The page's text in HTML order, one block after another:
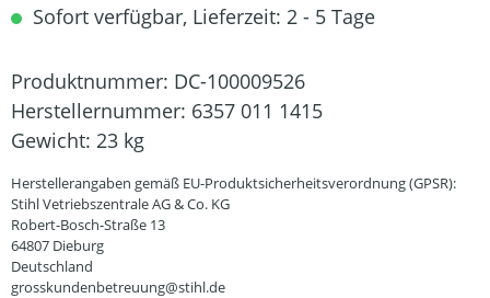
Sofort verfügbar, Lieferzeit: 2 - 5 Tage
Produktnummer: DC-100009526
Herstellernummer: 6357 011 1415
Gewicht: 23 kg
Herstellerangaben gemäß EU-Produktsicherheitsverordnung (GPSR):
Stihl Vetriebszentrale AG & Co. KG
Robert-Bosch-Straße 13
64807 Dieburg
Deutschland
grosskundenbetreuung@stihl.de